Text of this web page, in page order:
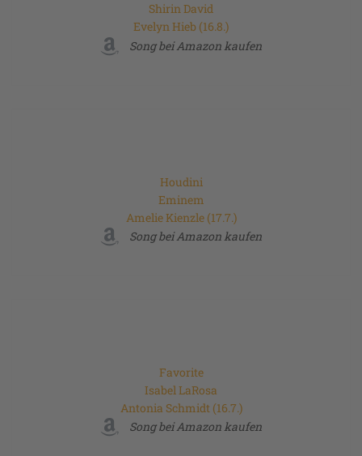
Shirin David
Evelyn Hieb (16.8.)
Song bei Amazon kaufen
Houdini
Eminem
Amelie Kienzle (17.7.)
Song bei Amazon kaufen
Favorite
Isabel LaRosa
Antonia Schmidt (16.7.)
Song bei Amazon kaufen